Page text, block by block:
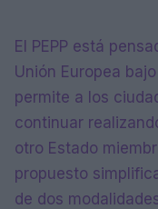
El PEPP está
Unión Europea
permite a los
continuar
otro Estado
propuesto
de dos